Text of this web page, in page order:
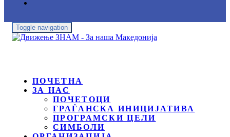
Toggle navigation
ПОЧЕТНА
ЗА НАС
ПОЧЕТОЦИ
ГРАЃАНСКА ИНИЦИЈАТИВА
ПРОГРАМСКИ ЦЕЛИ
СИМБОЛИ